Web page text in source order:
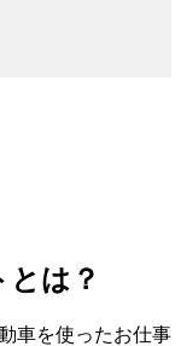
は？
車を使ったお仕事